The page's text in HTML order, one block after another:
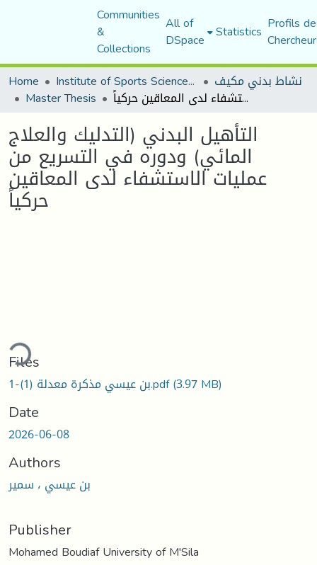
Communities
&
Collections
All of
DSpace Statistics Profils
Home
Institute of Sports Sciences and Techniques نشاط بدني مكيف
Master Thesis التأهيل البدني (التدليك والعلاج المائي) ودوره في التسريع من عمليات الاستشفاء لدى المعاقين حركياً
التأهيل البدني (التدليك والعلاج
المائي) ودوره في التسريع من
عمليات الاستشفاء لدى المعاقين
حركياً
Loading...
Files
بن عيسي مذكرة معدلة (1)-1.pdf(3.97 MB)
Date
2026-06-08
Authors
بن عيسي ، سمير
Publisher
Mohamed Boudiaf University of M'Sila